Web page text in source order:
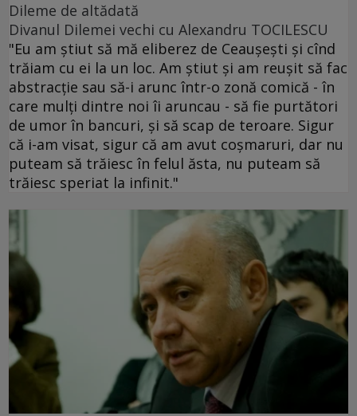
Dileme de altădată
Divanul Dilemei vechi cu Alexandru TOCILESCU
"Eu am ştiut să mă eliberez de Ceauşeşti şi cînd
trăiam cu ei la un loc. Am ştiut şi am reuşit să fac
abstracţie sau să-i arunc într-o zonă comică - în
care mulţi dintre noi îi aruncau - să fie purtători
de umor în bancuri, şi să scap de teroare. Sigur
că i-am visat, sigur că am avut coşmaruri, dar nu
puteam să trăiesc în felul ăsta, nu puteam să
trăiesc speriat la infinit."